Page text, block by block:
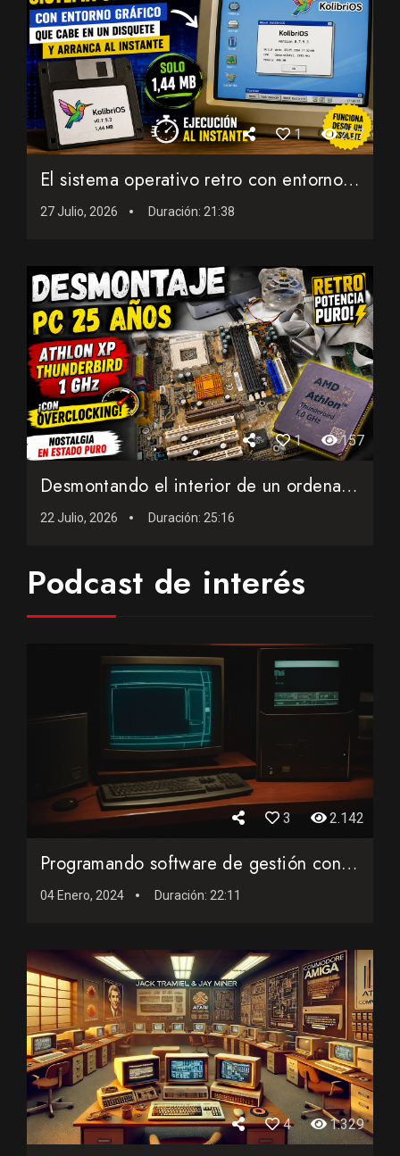
1 207
El sistema operativo retro con entorno gráfico que cabe en ...
27 Julio, 2026 Duración: 21:38
1 157
Desmontando el interior de un ordenador AMD de 25 años con...
22 Julio, 2026 Duración: 25:16
Podcast de interés
3 2.142
Programando software de gestión con Clipper y dBase en 1990
04 Enero, 2024 Duración: 22:11
4 1.329